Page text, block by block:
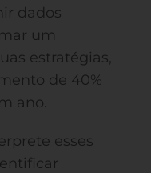
dados
um
estratégias,
de 40%
ano.
esses